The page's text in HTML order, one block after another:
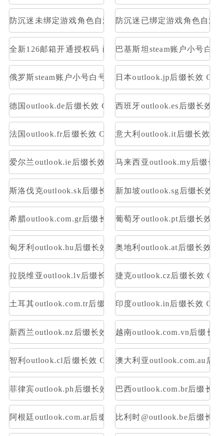
防沉迷未绑定游戏角色自测部分存在角色防沉迷已绑定游戏角色自测
全新126邮箱开通授权码 已开通Pop3，imap 格式：账
巴基斯坦steam账户小号白
俄罗斯steam账户小号白号空号方舟日本outlook.jp后缀长效
德国outlook.de后缀长效 OAuth2令牌号 支持imap pop
西班牙outlook.es后缀长效
法国outlook.fr后缀长效 OAuth2令牌号 支持imap pop
意大利outlook.it后缀长效
爱尔兰outlook.ie后缀长效 OAuth2令牌号 支持imap pop
马来西亚outlook.my后缀长
斯洛伐克outlook.sk后缀长效 OAuth2令牌号 支持imap
新加坡outlook.sg后缀长效
希腊outlook.com.gr后缀长效 OAuth2令牌号 支持imap
葡萄牙outlook.pt后缀长效
匈牙利outlook.hu后缀长效 OAuth2令牌号 支持imap pop
奥地利outlook.at后缀长效
拉脱维亚outlook.lv后缀长效 OAuth2令牌号 支持imap
捷克outlook.cz后缀长效
土耳其outlook.com.tr后缀长效 OAuth2令牌号 支持imap
印度outlook.in后缀长效
新西兰outlook.nz后缀长效 OAuth2令牌号 支持imap pop
越南outlook.com.vn后缀长
智利outlook.cl后缀长效 OAuth2令牌号 支持imap pop
澳大利亚outlook.com.au后
菲律宾outlook.ph后缀长效 OAuth2令牌号 支持imap pop
巴西outlook.com.br后缀长
阿根廷outlook.com.ar后缀长效 OAuth2令牌号 支持imap
比利时@outlook.be后缀长